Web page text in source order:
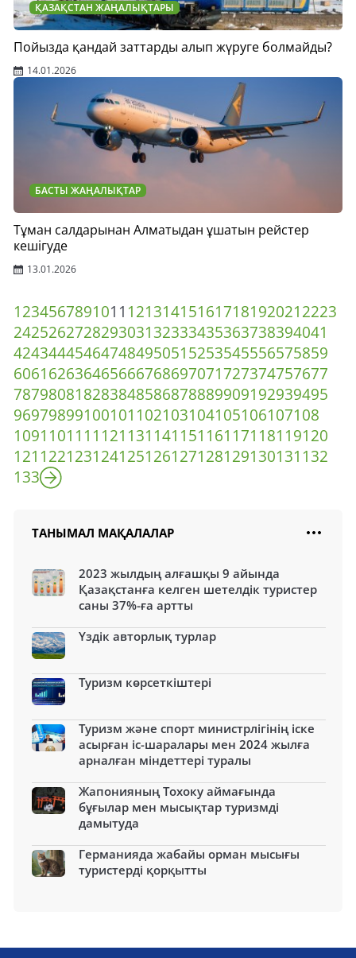
ҚАЗАҚСТАН ЖАҢАЛЫҚТАРЫ
Пойызда қандай заттарды алып жүруге болмайды?
14.01.2026
БАСТЫ ЖАҢАЛЫҚТАР
Тұман салдарынан Алматыдан ұшатын рейстер
кешігуде
13.01.2026
1234567891011 121314151617181920212223
242526272829303132333435363738394041
424344454647484950515253545556575859
606162636465666768697071727374757677
787980818283848586878889909192939495
96979899100101 102103104105106107108
109110111 112113114115116117118119120
121 122123124125126127128129130131 132
133
ТАНЫМАЛ МАҚАЛАЛАР
2023 жылдың алғашқы 9 айында
Қазақстанға келген шетелдік туристер
саны 37%-ға артты
Үздік авторлық турлар
Туризм көрсеткіштері
Туризм және спорт министрлігінің іске
асырған іс-шаралары мен 2024 жылға
арналған міндеттері туралы
Жапонияның Тохоку аймағында
бұғылар мен мысықтар туризмді
дамытуда
Германияда жабайы орман мысығы
туристерді қорқытты